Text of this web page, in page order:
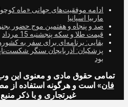
ادامه موفقیت‌های جهانی «ماه
ماربیا اسپانیا
صد و پنجاه و هفتمین موج حضور
قیمت طلا و سکه پنجشنبه 15 مرداد
بقایی: برنامه‌ای برای سفر به
پزشکیان: آذربایجان سنگر
بود
تمامی حقوق مادی و معنوی این
فان» است و هرگونه استفاده از
غیرتجاری و با ذکر